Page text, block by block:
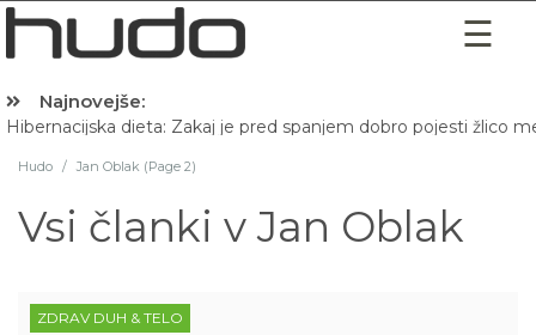
Najnovejše:
Hibernacijska dieta: Zakaj je pred spanjem dobro pojesti žlico
Hudo / Jan Oblak (Page 2)
Vsi članki vJan Oblak
ZDRAV DUH & TELO